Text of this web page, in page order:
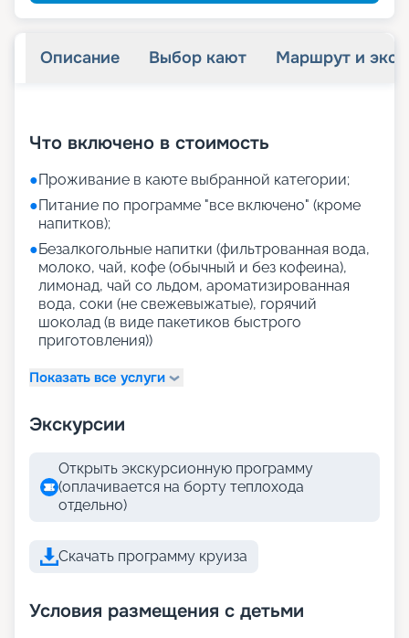
Описание Выбор кают Маршрут и
Что включено в стоимость
●Проживание в каюте выбранной категории;
●Питание по программе "все включено" (кроме
напитков);
●Безалкогольные напитки (фильтрованная вода,
молоко, чай, кофе (обычный и без кофеина),
лимонад, чай со льдом, ароматизированная
вода, соки (не свежевыжатые), горячий
шоколад (в виде пакетиков быстрого
приготовления))
Показать все услуги
Экскурсии
Открыть экскурсионную программу
(оплачивается на борту теплохода
отдельно)
Скачать программу круиза
Условия размещения с детьми